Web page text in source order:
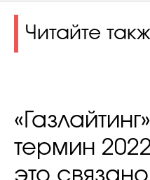
Читайте
термин
это